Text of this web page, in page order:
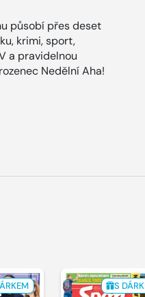
působí přes deset
krimi, sport,
a pravidelnou
Nedělní Aha!
S